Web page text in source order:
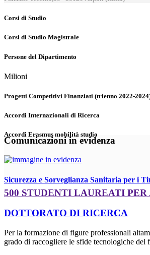
Corsi di Studio
Corsi di Studio Magistrale
Persone del Dipartimento
Milioni
Progetti Competitivi Finanziati (trienno 2022-
Accordi Internazionali di Ricerca
Accordi Erasmus mobilità studio
Comunicazioni in evidenza
Sicurezza e Sorveglianza Sanitaria per i
500 STUDENTI LAUREATI PER
DOTTORATO DI RICERCA
Per la formazione di figure professionali
grado di raccogliere le sfide tecnologiche del